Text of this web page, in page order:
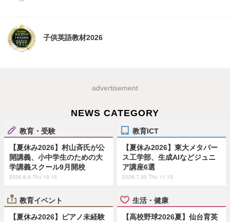
子供英語教材2026
advertisement
NEWS CATEGORY
教育・受験
【夏休み2026】村山斉氏が公
開講義、小中学生のための大
学講義スクール9月開校
2026.8.6 Thu 19:15
教育ICT
【夏休み2026】東大メタバー
ス工学部、生成AIなどジュニ
ア講座6選
2026.7.30 Thu 11:15
教育イベント
【夏休み2026】ピアノ未経験
生活・健康
【高校野球2026夏】仙台育英